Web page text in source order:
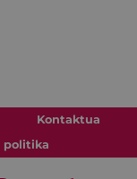
Kontaktua
politika